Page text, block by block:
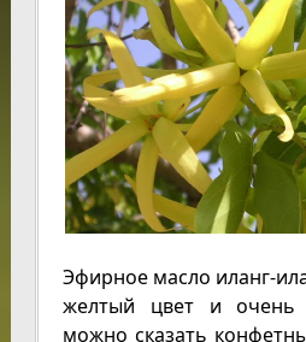
Эфирное масло иланг-
желтый цвет и очень
можно сказать